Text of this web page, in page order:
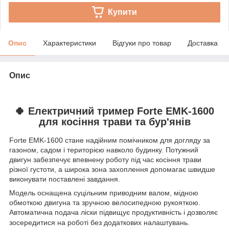
Купити
Опис Характеристики Відгуки про товар Доставка
Опис
🍀 Електричний тример Forte EMK-1600
для косіння трави та бур'янів
Forte EMK-1600 стане надійним помічником для догляду за
газоном, садом і територією навколо будинку. Потужний
двигун забезпечує впевнену роботу під час косіння трави
різної густоти, а широка зона захоплення допомагає швидше
виконувати поставлені завдання.
Модель оснащена суцільним приводним валом, мідною
обмоткою двигуна та зручною велосипедною рукояткою.
Автоматична подача ліски підвищує продуктивність і дозволяє
зосередитися на роботі без додаткових налаштувань.